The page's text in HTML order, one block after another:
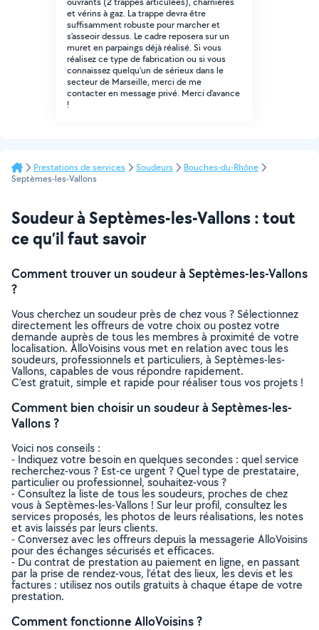
et vérins à gaz. La trappe devra être
suffisamment robuste pour marcher et
s'asseoir dessus. Le cadre reposera sur un
muret en parpaings déjà réalisé. Si vous
réalisez ce type de fabrication ou si vous
connaissez quelqu'un de sérieux dans le
secteur de Marseille, merci de me
contacter en message privé. Merci d'avance
!
Prestations de services Soudeurs
Bouches-du-Rhône
Septèmes-les-Vallons
Soudeur à Septèmes-les-Vallons : tout
ce qu’il faut savoir
Comment trouver un soudeur à Septèmes-les-Vallons
?
Vous cherchez un soudeur près de chez vous ? Sélectionnez
directement les offreurs de votre choix ou postez votre
demande auprès de tous les membres à proximité de votre
localisation. AlloVoisins vous met en relation avec tous les
soudeurs, professionnels et particuliers, à Septèmes-les-
Vallons, capables de vous répondre rapidement.
C’est gratuit, simple et rapide pour réaliser tous vos projets !
Comment bien choisir un soudeur à Septèmes-les-
Vallons ?
Voici nos conseils :
- Indiquez votre besoin en quelques secondes : quel service
recherchez-vous ? Est-ce urgent ? Quel type de prestataire,
particulier ou professionnel, souhaitez-vous ?
- Consultez la liste de tous les soudeurs, proches de chez
vous à Septèmes-les-Vallons ! Sur leur profil, consultez les
services proposés, les photos de leurs réalisations, les notes
et avis laissés par leurs clients.
- Conversez avec les offreurs depuis la messagerie AlloVoisins
pour des échanges sécurisés et efficaces.
- Du contrat de prestation au paiement en ligne, en passant
par la prise de rendez-vous, l’état des lieux, les devis et les
factures : utilisez nos outils gratuits à chaque étape de votre
prestation.
Comment fonctionne AlloVoisins ?